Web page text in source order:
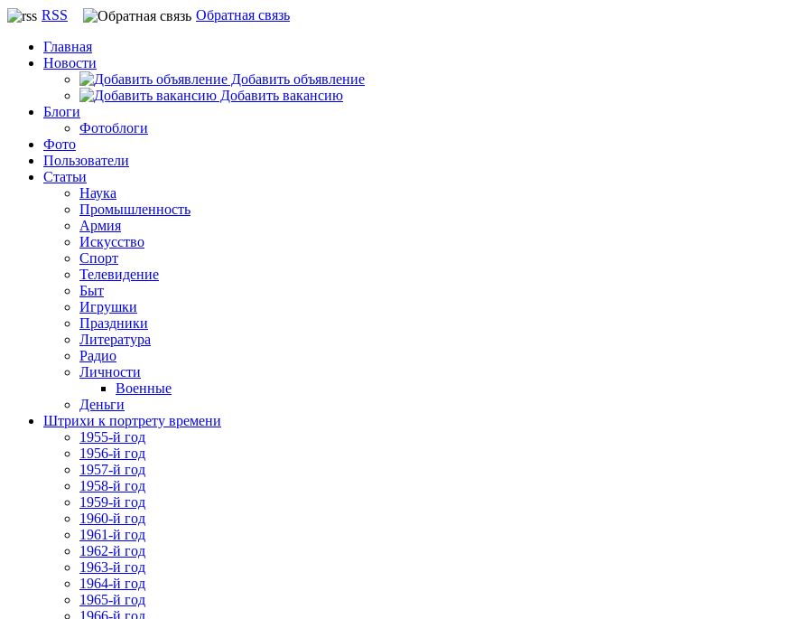
RSS Обратная связь
Главная
Новости
Добавить объявление
Добавить вакансию
Блоги
Фотоблоги
Фото
Пользователи
Статьи
Наука
Промышленность
Армия
Искусство
Спорт
Телевидение
Быт
Игрушки
Праздники
Литература
Радио
Личности
Военные
Деньги
Штрихи к портрету времени
1955-й год
1956-й год
1957-й год
1958-й год
1959-й год
1960-й год
1961-й год
1962-й год
1963-й год
1964-й год
1965-й год